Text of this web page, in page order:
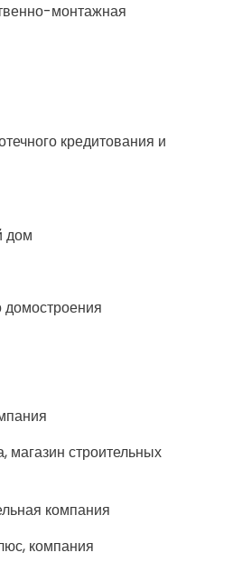
монтажная
кредитования и
дом
домостроения
магазин строительных
компания
компания